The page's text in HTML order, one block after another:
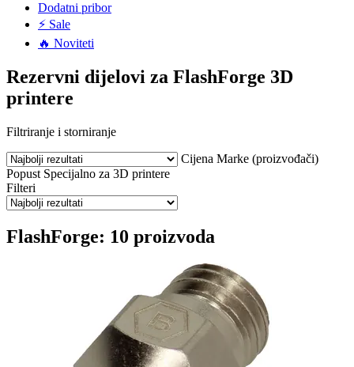
Dodatni pribor
⚡ Sale
🔥 Noviteti
Rezervni dijelovi za FlashForge 3D
printere
Filtriranje i storniranje
Cijena Marke (proizvođači)
Popust Specijalno za 3D printere
Filteri
FlashForge: 10 proizvoda